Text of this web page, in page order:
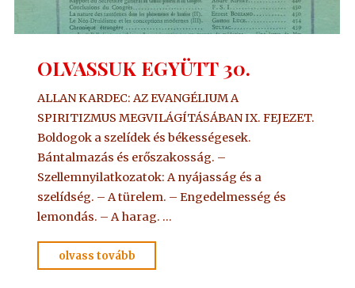
OLVASSUK EGYÜTT 30.
ALLAN KARDEC: AZ EVANGÉLIUM A
SPIRITIZMUS MEGVILÁGÍTÁSÁBAN IX. FEJEZET.
Boldogok a szelídek és békességesek.
Bántalmazás és erőszakosság. –
Szellemnyilatkozatok: A nyájasság és a
szelídség. – A türelem. – Engedelmesség és
lemondás. – A harag. …
olvass tovább
EGYÜTT